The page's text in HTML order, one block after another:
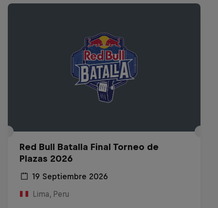
Red Bull Batalla Final Torneo de
Plazas 2026
19 Septiembre 2026
Lima, Peru